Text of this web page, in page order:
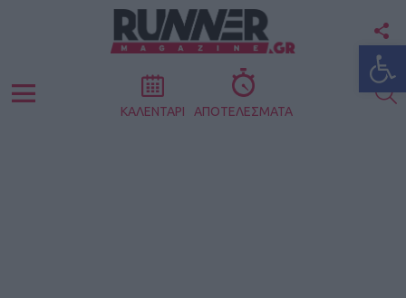
Menu ΚΑΛΕΝΤΑΡΙ ΑΠΟΤΕΛΕΣΜΑΤΑ